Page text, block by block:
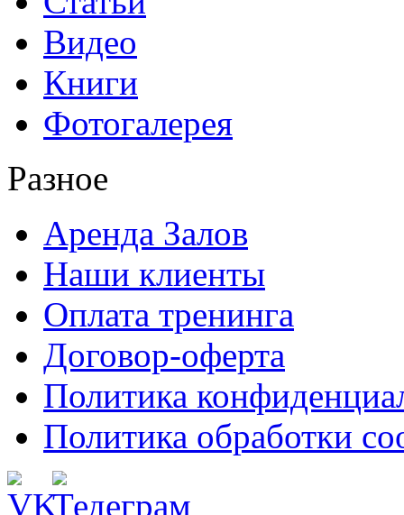
Видео
Книги
Фотогалерея
Разное
Аренда Залов
Наши клиенты
Оплата тренинга
Договор-оферта
Политика
Политика обработки